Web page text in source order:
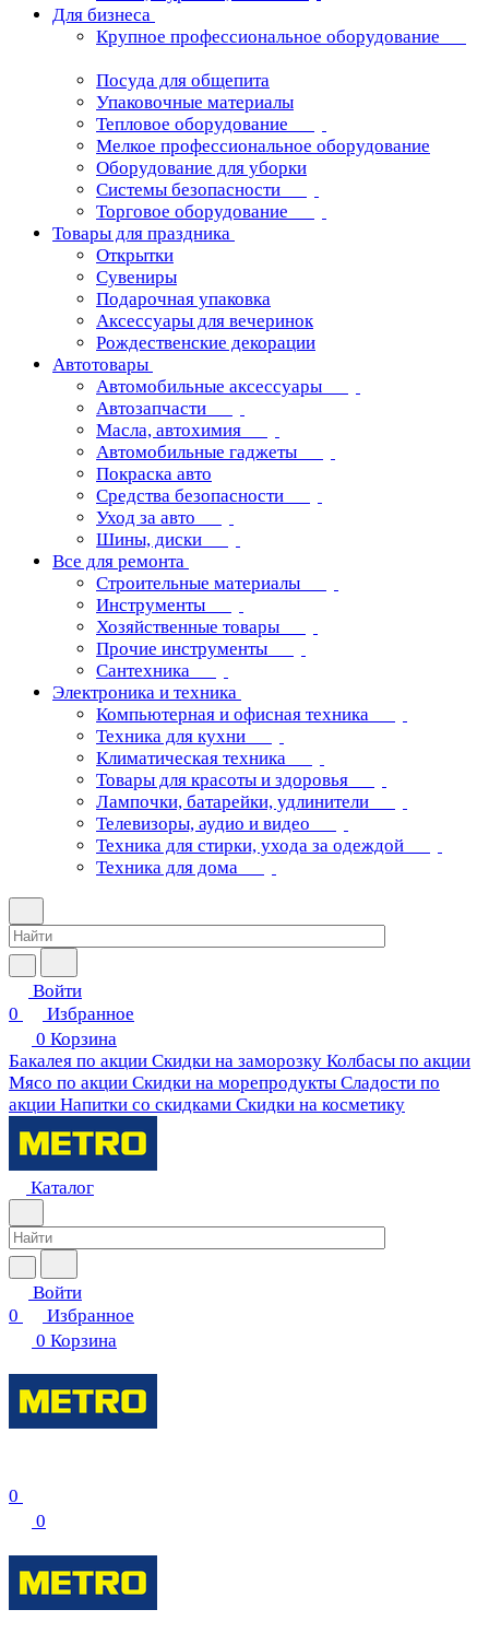
Для бизнеса
Крупное профессиональное оборудование
Посуда для общепита
Упаковочные материалы
Тепловое оборудование
Мелкое профессиональное оборудование
Оборудование для уборки
Системы безопасности
Торговое оборудование
Товары для праздника
Открытки
Сувениры
Подарочная упаковка
Аксессуары для вечеринок
Рождественские декорации
Автотовары
Автомобильные аксессуары
Автозапчасти
Масла, автохимия
Автомобильные гаджеты
Покраска авто
Средства безопасности
Уход за авто
Шины, диски
Все для ремонта
Строительные материалы
Инструменты
Хозяйственные товары
Прочие инструменты
Сантехника
Электроника и техника
Компьютерная и офисная техника
Техника для кухни
Климатическая техника
Товары для красоты и здоровья
Лампочки, батарейки, удлинители
Телевизоры, аудио и видео
Техника для стирки, ухода за одеждой
Техника для дома
Войти
0
Избранное
0 Корзина
Бакалея по акции Скидки на заморозку Колбасы по акции
Мясо по акции Скидки на морепродукты Сладости по
акции Напитки со скидками Скидки на косметику
Каталог
Войти
0
Избранное
0 Корзина
0
0